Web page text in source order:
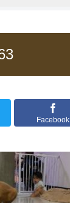
Facebook